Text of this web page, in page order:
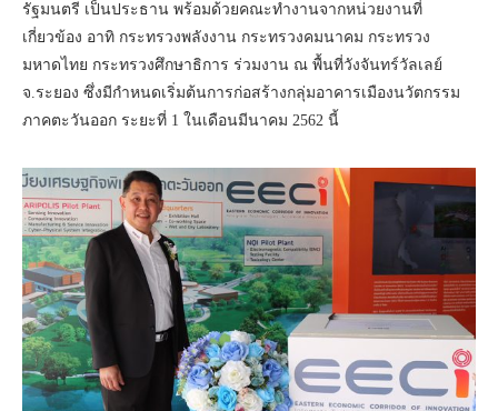
รัฐมนตรี เป็นประธาน พร้อมด้วยคณะทำงานจากหน่วยงานที่
เกี่ยวข้อง อาทิ กระทรวงพลังงาน กระทรวงคมนาคม กระทรวง
มหาดไทย กระทรวงศึกษาธิการ ร่วมงาน ณ พื้นที่วังจันทร์วัลเลย์
จ.ระยอง ซึ่งมีกำหนดเริ่มต้นการก่อสร้างกลุ่มอาคารเมืองนวัตกรรม
ภาคตะวันออก ระยะที่ 1 ในเดือนมีนาคม 2562 นี้